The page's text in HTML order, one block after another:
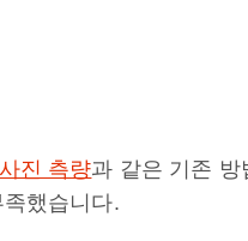
사진 측량과 같은 기존
했습니다.